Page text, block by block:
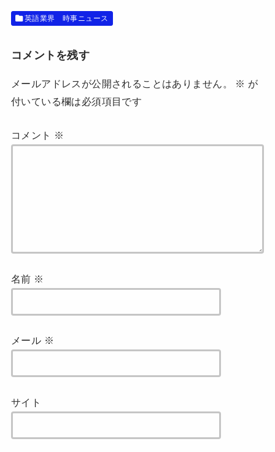
) ィ
ン
ド
開
き
す
英語業界 時事ニュース
コメントを残す
メールアドレスが公開されることはありません。 ※ が
付いている欄は必須項目です
コメント ※
名前 ※
メール ※
サイト